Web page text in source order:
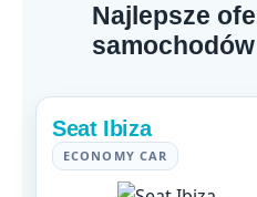
Najlepsze
Seat Ibiza
ECONOMY CAR